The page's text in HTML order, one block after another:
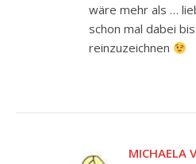
wäre mehr als …
schon mal dabei
reinzuzeichnen
MICHAELA